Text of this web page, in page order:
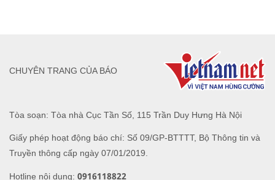
Tòa soạn: Tòa nhà Cục Tần Số, 115 Trần Duy Hưng Hà Nội
Giấy phép hoạt động báo chí: Số 09/GP-BTTTT, Bộ Thông tin và
Truyền thông cấp ngày 07/01/2019.
Hotline nội dung: 0916118822
CHUYÊN TRANG CỦA BÁO